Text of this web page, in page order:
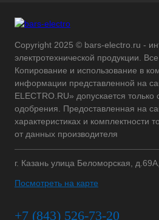
Copyright 2025 © bars-electro.ru -
электротехнической продукции.
Копирование и использование в
информации представленной на
ELECTRO.RU» допускается только
одобрения. Предоставленная на
характеристиках и комплектности
от данных производителя
г. Казань улица Беломорская,
Посмотреть на карте
+7 (843) 526-73-20